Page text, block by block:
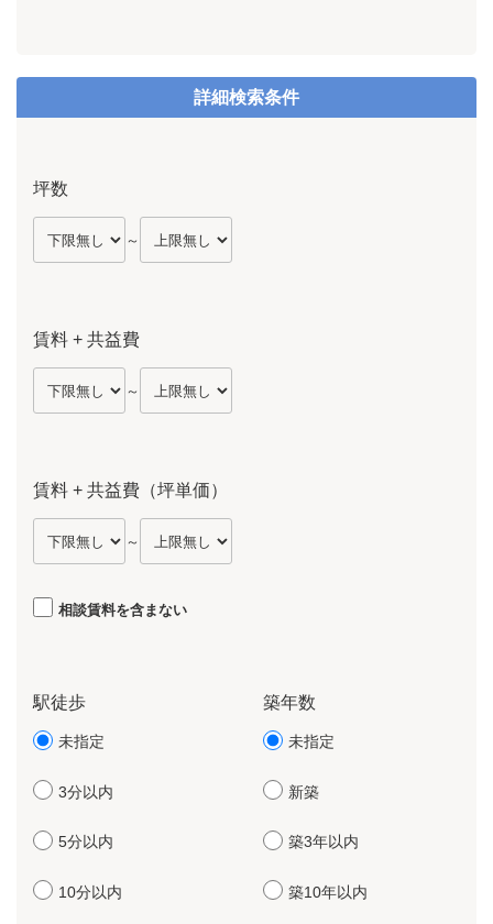
詳細検索条件
坪数
～
賃料 + 共益費
～
賃料 + 共益費（坪単価）
～
相談賃料を含まない
駅徒歩
未指定
3分以内
5分以内
10分以内
築年数
未指定
新築
築3年以内
築10年以内